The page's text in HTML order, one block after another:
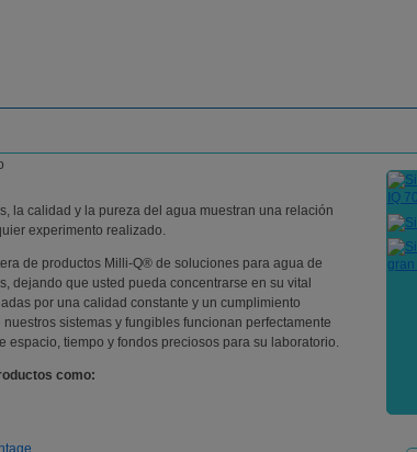
la calidad y la pureza del agua muestran una relación
experimento realizado.
de productos Milli-Q® de soluciones para agua de
dejando que usted pueda concentrarse en su vital
por una calidad constante y un cumplimiento
sistemas y fungibles funcionan perfectamente
espacio, tiempo y fondos preciosos para su laboratorio.
como: